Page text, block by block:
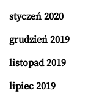
styczeń 2020
grudzień 2019
listopad 2019
lipiec 2019